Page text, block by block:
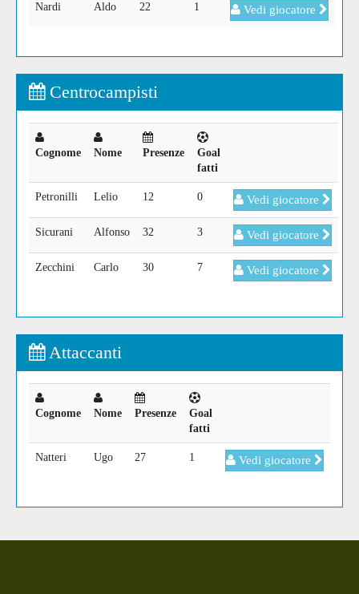
Nardi Aldo 22 1 Vedi giocatore
Centrocampisti
Cognome Nome Presenze
Goal
fatti
Petronilli Lelio 12 0 Vedi giocatore
Sicurani Alfonso 32 3 Vedi giocatore
Zecchini Carlo 30 7 Vedi giocatore
Attaccanti
Cognome Nome Presenze
Goal
fatti
Natteri Ugo 27 1 Vedi giocatore